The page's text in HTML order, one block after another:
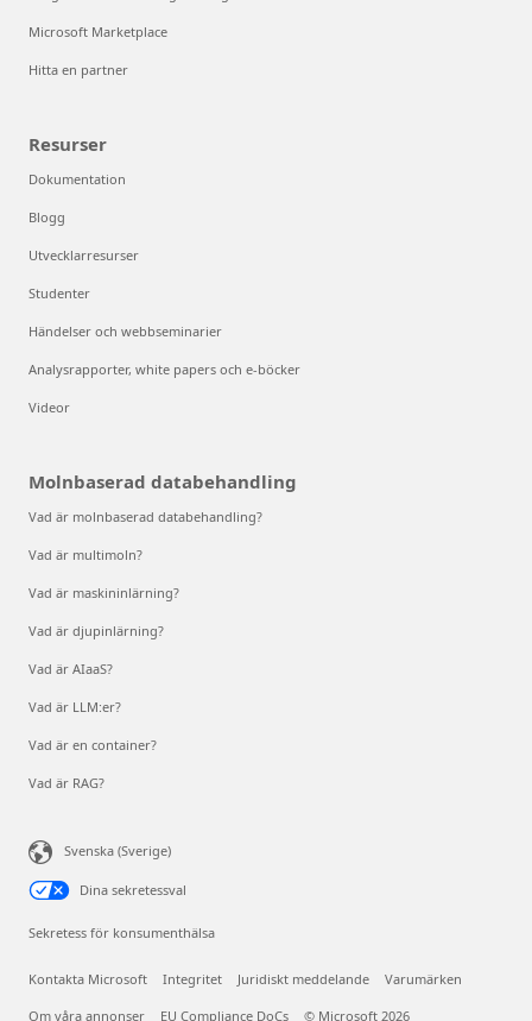
Microsoft Marketplace
Hitta en partner
Resurser
Dokumentation
Blogg
Utvecklarresurser
Studenter
Händelser och webbseminarier
Analysrapporter, white papers och e-böcker
Videor
Molnbaserad databehandling
Vad är molnbaserad databehandling?
Vad är multimoln?
Vad är maskininlärning?
Vad är djupinlärning?
Vad är AIaaS?
Vad är LLM:er?
Vad är en container?
Vad är RAG?
Svenska (Sverige)
Dina sekretessval
Sekretess för konsumenthälsa
Kontakta Microsoft Integritet Juridiskt meddelande Varumärken
Om våra annonser EU Compliance DoCs © Microsoft 2026